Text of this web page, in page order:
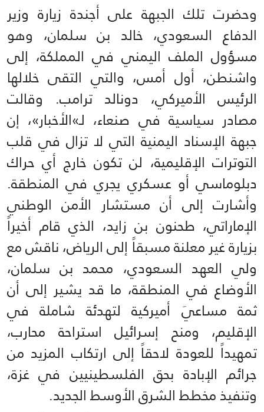
وحضرت تلك الجبهة على أجندة زيارة وزير
الدفاع السعودي، خالد بن سلمان، وهو
مسؤول الملف اليمني في المملكة، إلى
واشنطن، أول أمس، والتي التقى خلالها
الرئيس الأميركي، دونالد ترامب. وقالت
مصادر سياسية في صنعاء، لـ»الأخبار»، إن
جبهة الإسناد اليمنية التي لا تزال في قلب
التوترات الإقليمية، لن تكون خارج أي حراك
دبلوماسي أو عسكري يجري في المنطقة.
وأشارت إلى أن مستشار الأمن الوطني
الإماراتي، طحنون بن زايد، الذي قام أخيراً
بزيارة غير معلنة مسبقاً إلى الرياض، ناقش مع
ولي العهد السعودي، محمد بن سلمان،
الأوضاع في المنطقة، ما قد يشير إلى أن
ثمة مساعيَ أميركية لتهدئة شاملة في
الإقليم، ومنح إسرائيل استراحة محارب،
تمهيداً للعودة لاحقاً إلى ارتكاب المزيد من
جرائم الإبادة بحق الفلسطينيين في غزة،
وتنفيذ مخطط الشرق الأوسط الجديد.